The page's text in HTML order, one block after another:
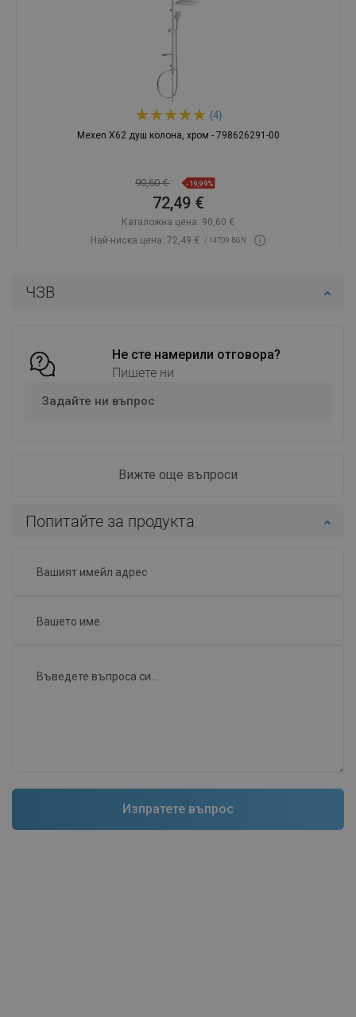
ЧЗВ
Не сте намерили отговора?
Пишете ни
Задайте ни въпрос
Вижте още въпроси
Попитайте за продукта
(4)
Mexen X62 душ колона, хром - 798626291-00
90,60 € -19,99%
72,49 €
Каталожна цена: 90,60 €
Най-ниска цена: 72,49 €
/ 147,09 BGN